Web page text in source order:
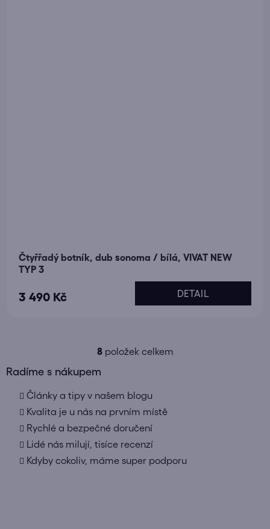
Čtyřřadý botník, dub sonoma / bílá, VIVAT NEW
TYP 3
3 490 Kč DETAIL
O
á
d
a
í
p
8položek celkem
Radíme s nákupem
Články a tipy v našem blogu
Kvalita je u nás na prvním místě
Rychlé a bezpečné doručení
Lidé nás milují, tisíce recenzí
Kdyby cokoliv, máme super podporu